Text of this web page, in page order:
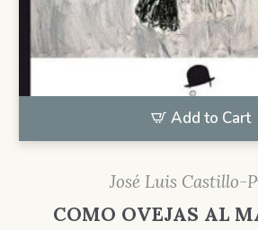
Add to Cart
José Luis Castillo-
COMO OVEJAS AL